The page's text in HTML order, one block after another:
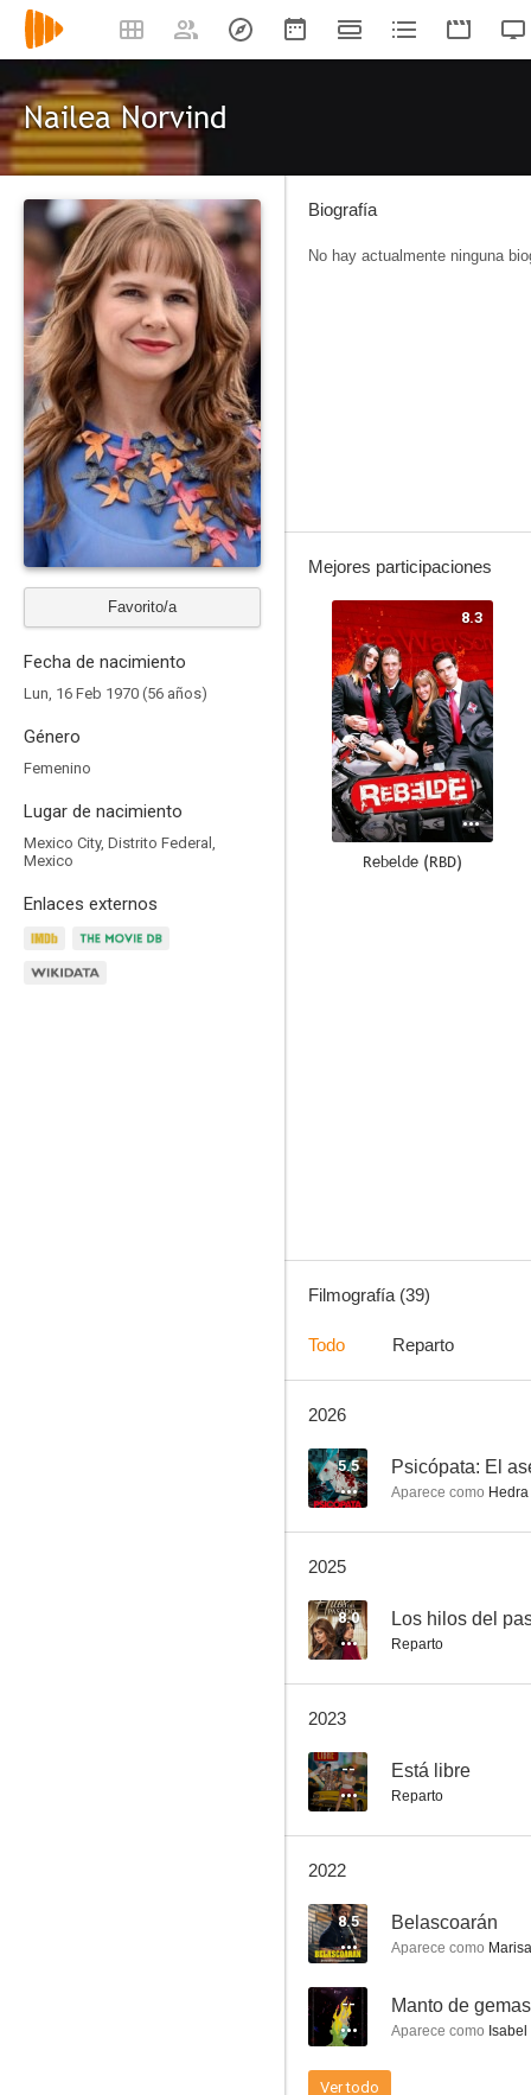
Nailea Norvind
Favorito/a
Fecha de nacimiento
Lun, 16 Feb 1970 (56 años)
Género
Femenino
Lugar de nacimiento
Mexico City, Distrito Federal,
Mexico
Enlaces externos
Biografía
No hay actualmente ninguna
Mejores participaciones
8.3
Rebelde (RBD)
8.2
7.3
Filmografía (39)
Todo Reparto
2026
5.5 Psicópata: El
Aparece como Hedra
2025
8.0 Los hilos del
Reparto
2023
-- Está libre
Reparto
2022
8.5 Belascoarán
Aparece como
-- Manto de gemas
Aparece como Isabel
Ver todo